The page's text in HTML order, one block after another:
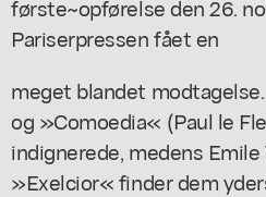
første~opførelse den 26.
Pariserpressen fået en
meget blandet
og »Comoedia« (Paul le
indignerede, medens
»Exelcior« finder dem